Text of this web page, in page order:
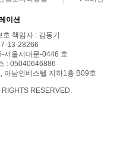
이션
책임자 : 김동기
13-28266
서울서대문-0446 호
: 05040646886
아남인베스텔 지하1층 B09호
RESERVED.